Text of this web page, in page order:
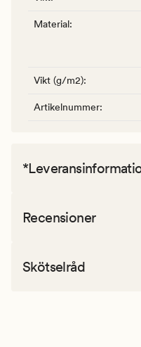
Material:
Vikt (g/m2):
Artikelnummer:
Recensioner
Skötselråd